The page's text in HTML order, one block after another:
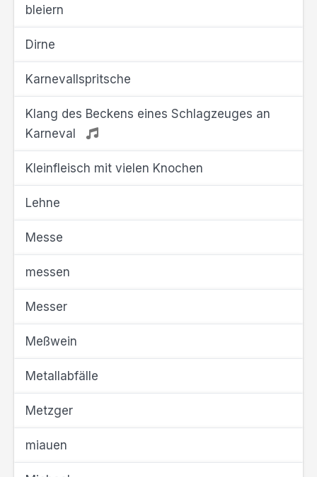
bleiern
Dirne
Karnevallspritsche
Klang des Beckens eines Schlagzeuges an
Karneval
Kleinfleisch mit vielen Knochen
Lehne
Messe
messen
Messer
Meßwein
Metallabfälle
Metzger
miauen